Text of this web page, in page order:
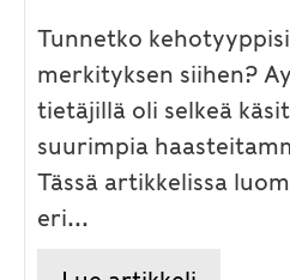
Tunnetko
merkityksen siihen?
tietäjillä oli selkeä
suurimpia
Tässä artikkelissa
eri...